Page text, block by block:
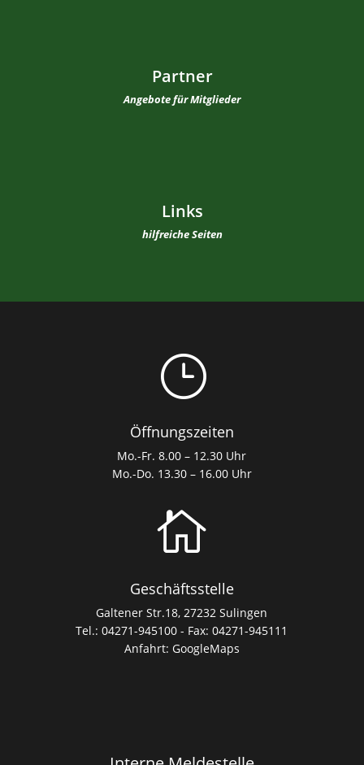
Partner
Angebote für Mitglieder
Links
hilfreiche Seiten
}
Öffnungszeiten
Mo.-Fr. 8.00 – 12.30 Uhr
Mo.-Do. 13.30 – 16.00 Uhr

Geschäftsstelle
Galtener Str.18, 27232 Sulingen
Tel.: 04271-945100 - Fax: 04271-945111
Anfahrt: GoogleMaps